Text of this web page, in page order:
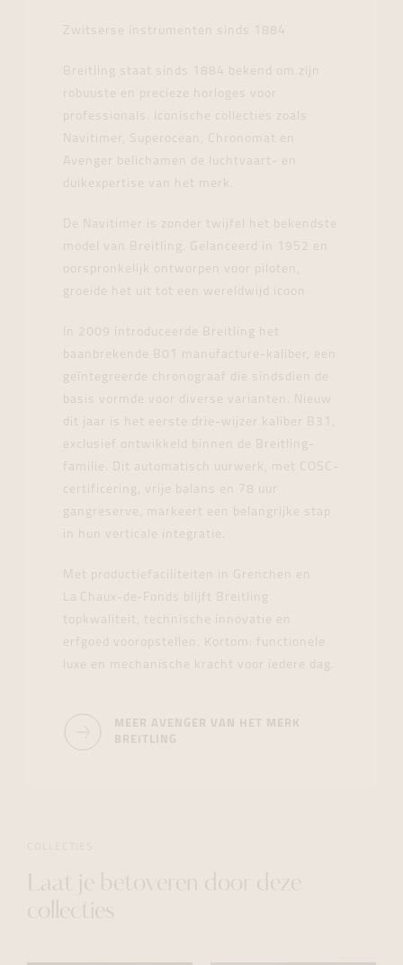
Zwitserse instrumenten sinds 1884
Breitling staat sinds 1884 bekend om zijn
robuuste en precieze horloges voor
professionals. Iconische collecties zoals
Navitimer, Superocean, Chronomat en
Avenger belichamen de luchtvaart- en
duikexpertise van het merk.
De Navitimer is zonder twijfel het bekendste
model van Breitling. Gelanceerd in 1952 en
oorspronkelijk ontworpen voor piloten,
groeide het uit tot een wereldwijd icoon
In 2009 introduceerde Breitling het
baanbrekende B01 manufacture-kaliber, een
geïntegreerde chronograaf die sindsdien de
basis vormde voor diverse varianten. Nieuw
dit jaar is het eerste drie-wijzer kaliber B31,
exclusief ontwikkeld binnen de Breitling-
familie. Dit automatisch uurwerk, met COSC-
certificering, vrije balans en 78 uur
gangreserve, markeert een belangrijke stap
in hun verticale integratie.
Met productiefaciliteiten in Grenchen en
La Chaux-de‑Fonds blijft Breitling
topkwaliteit, technische innovatie en
erfgoed vooropstellen. Kortom: functionele
luxe en mechanische kracht voor iedere dag.
MEER AVENGER VAN HET MERK
BREITLING
Laat je betoveren door deze
collecties